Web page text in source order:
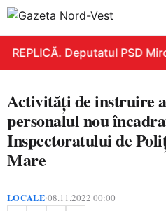
REPLICĂ. Deputatul PSD
Activități de instruire
personalul nou
Inspectoratului de
Mare
LOCALE•08.11.2022 00:00